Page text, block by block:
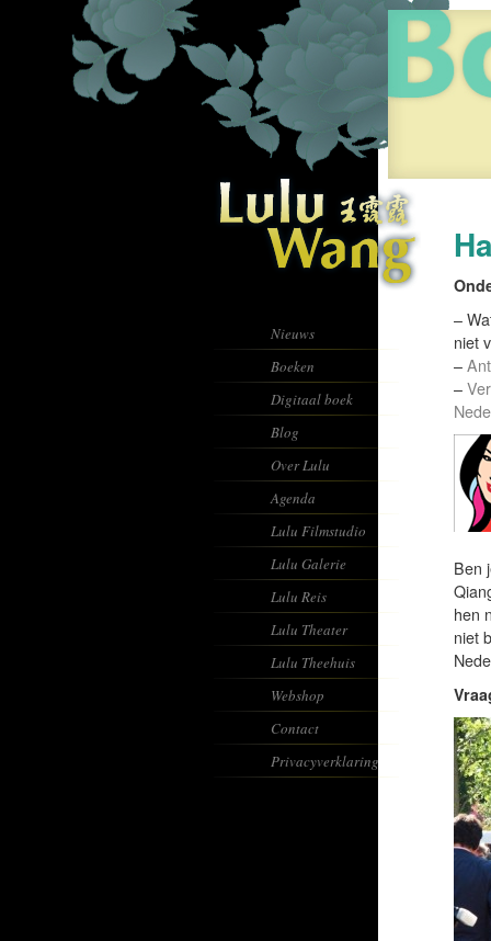
Nieuws
Boeken
Digitaal boek
Blog
Over Lulu
Agenda
Lulu Filmstudio
Lulu Galerie
Lulu Reis
Lulu Theater
Lulu Theehuis
Webshop
Contact
Privacyverklaring
–
niet
–
–
Ben
hen
niet